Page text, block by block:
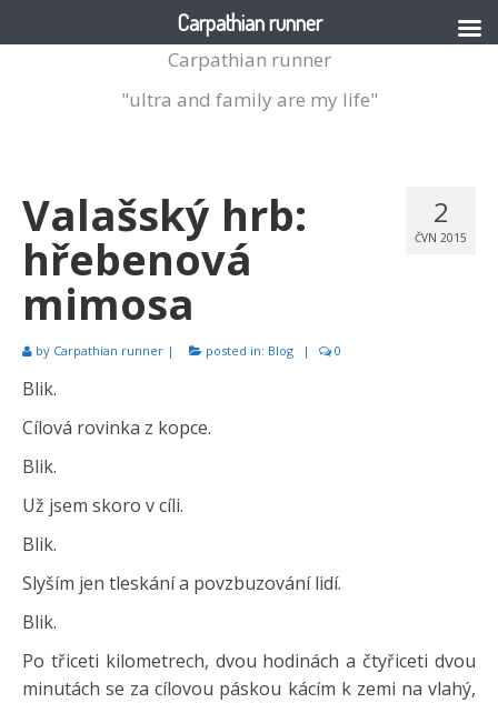
Carpathian runner
"ultra and family are my life"
2
ČVN 2015
Valašský hrb:
hřebenová
mimosa
by Carpathian runner | posted in: Blog | 0
Blik.
Cílová rovinka z kopce.
Blik.
Už jsem skoro v cíli.
Blik.
Slyším jen tleskání a povzbuzování lidí.
Blik.
Po třiceti kilometrech, dvou hodinách a čtyřiceti dvou
minutách se za cílovou páskou kácím k zemi na vlahý,
Carpathian runner